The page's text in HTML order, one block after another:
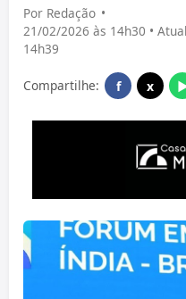
Por Redação •
21/02/2026 às 14h30 •
14h39
Compartilhe: f x